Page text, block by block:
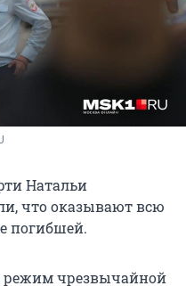
Натальи
что оказывают всю
погибшей.
режим чрезвычайной